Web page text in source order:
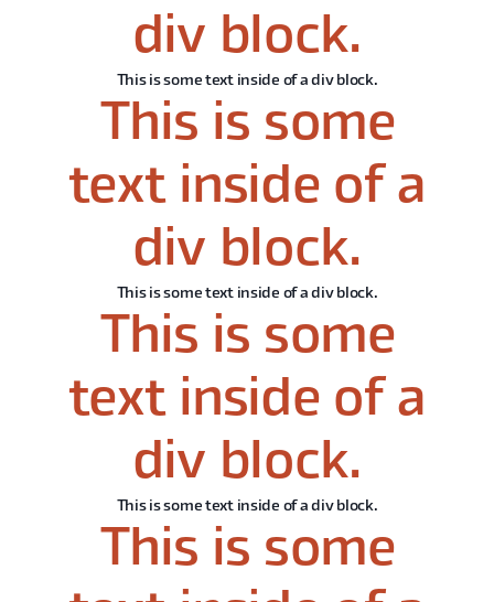
div block.
This is some text inside of a div block.
This is some
text inside of a
div block.
This is some text inside of a div block.
This is some
text inside of a
div block.
This is some text inside of a div block.
This is some